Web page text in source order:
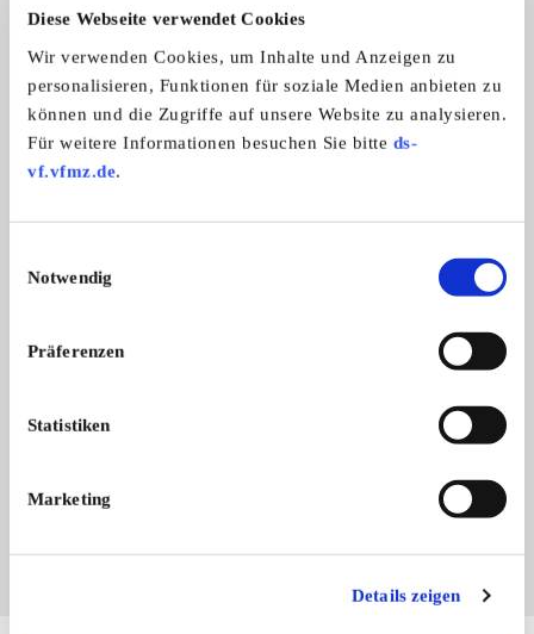
Diese Webseite verwendet Cookies
Wir verwenden Cookies, um Inhalte und Anzeigen zu
personalisieren, Funktionen für soziale Medien anbieten zu
können und die Zugriffe auf unsere Website zu analysieren.
Für weitere Informationen besuchen Sie bitte ds-
vf.vfmz.de.
Notwendig
Präferenzen
Statistiken
Marketing
Details zeigen
Hist. Nutzfahrzeugsammlung Berlin
Sie vertreten dieses Unternehmen? Übernehmen Sie